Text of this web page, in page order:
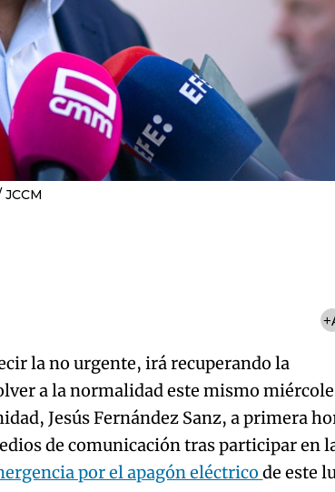
JCCM
la no urgente, irá recuperando la
a la normalidad este mismo
Jesús Fernández Sanz, a primera
de comunicación tras participar en
por el apagón eléctricode este
salió mal.